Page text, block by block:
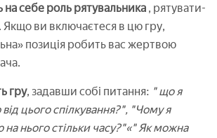
на себе роль рятувальника , рятувати-
Якщо ви включаєтеся в цю гру,
позиція робить вас жертвою
гру, задавши собі питання: " що я
цього спілкування?", "Чому я
на нього стільки часу?"«" Як можна